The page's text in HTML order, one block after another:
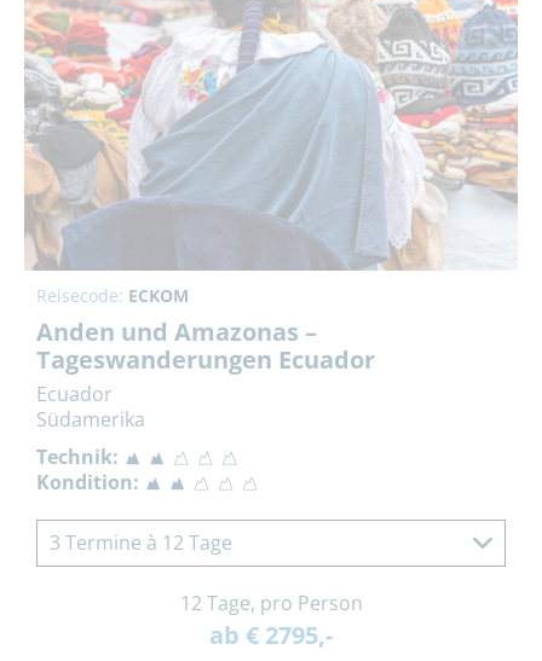
Reisecode: ECKOM
Anden und Amazonas –
Tageswanderungen Ecuador
Ecuador
Südamerika
Technik:
Kondition:
3 Termine à 12 Tage
12 Tage, pro Person
ab € 2795,-